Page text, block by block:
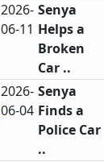
2026-
06-11
Senya
Helps a
Broken
Car ..
2026-
06-04
Senya
Finds a
Police Car
..